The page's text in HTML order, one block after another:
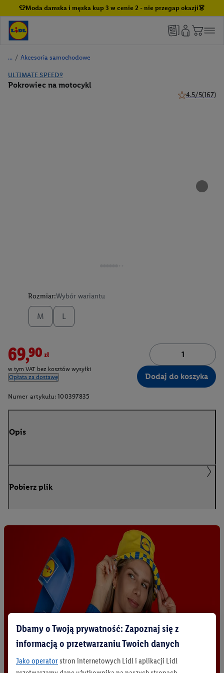
👕Moda damska i męska kup 3 w cenie 2 - nie przegap okazji👗
/ Akcesoria samochodowe
ULTIMATE SPEED®
Pokrowiec na motocykl
4.5/5(167)
Rozmiar:Wybór wariantu
M L
69,90zł
w tym VAT bez kosztów wysyłki
Opłata za dostawę
Dodaj do koszyka
Numer artykułu: 100397835
Opis
Pobierz plik
Dbamy o Twoją prywatność: Zapoznaj się z
informacją o przetwarzaniu Twoich danych
Jako operatorstron internetowych Lidl i aplikacji Lidl